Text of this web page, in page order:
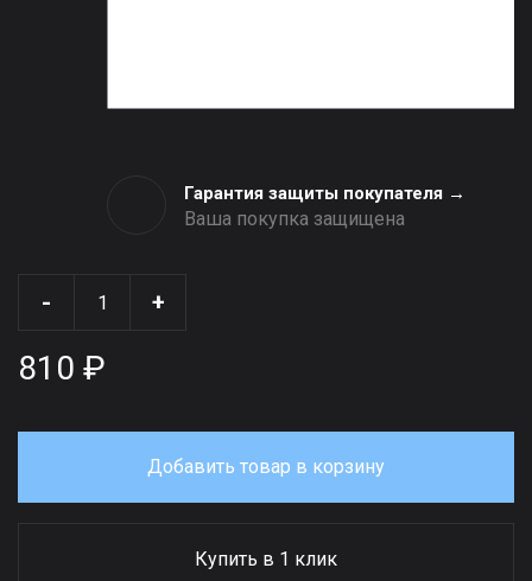
Гарантия защиты покупателя →
Ваша покупка защищена
- +
810 ₽
Добавить товар в корзину
Купить в 1 клик